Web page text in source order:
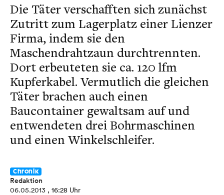
Die Täter verschafften sich zunächst
Zutritt zum Lagerplatz einer Lienzer
Firma, indem sie den
Maschendrahtzaun durchtrennten.
Dort erbeuteten sie ca. 120 lfm
Kupferkabel. Vermutlich die gleichen
Täter brachen auch einen
Baucontainer gewaltsam auf und
entwendeten drei Bohrmaschinen
und einen Winkelschleifer.
Chronik
Redaktion
06.05.2013 , 16:28 Uhr